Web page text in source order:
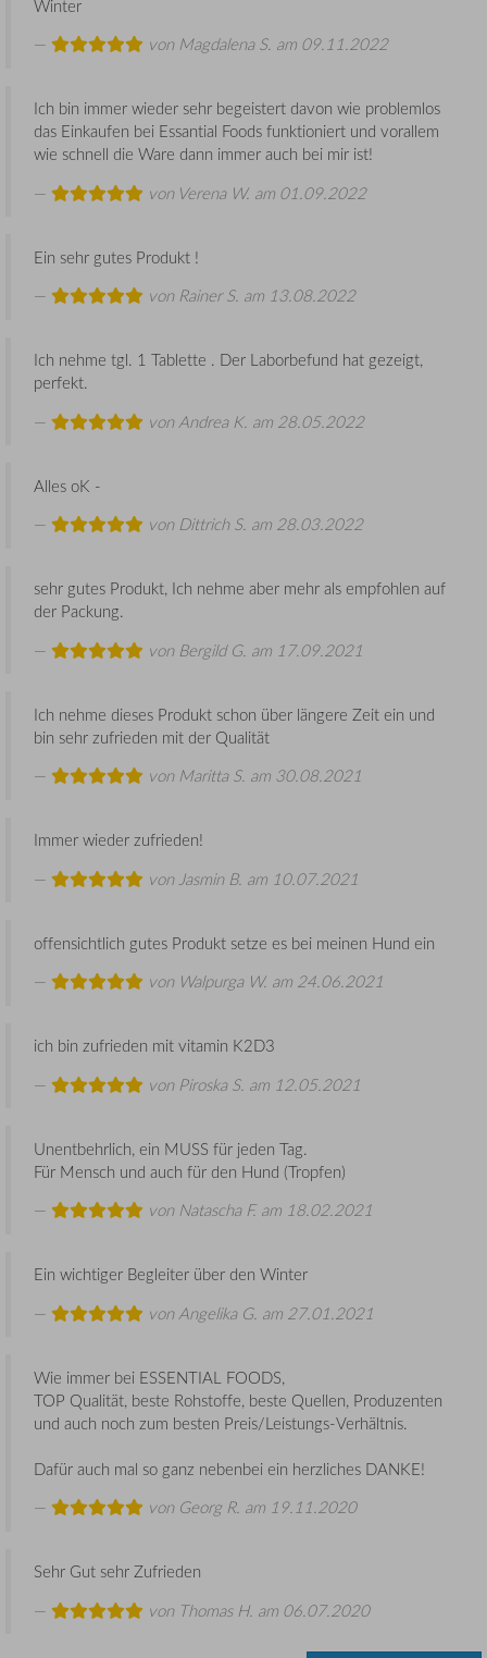
Winter
von Magdalena S. am 09.11.2022
Ich bin immer wieder sehr begeistert davon wie problemlos
das Einkaufen bei Essantial Foods funktioniert und vorallem
wie schnell die Ware dann immer auch bei mir ist!
von Verena W. am 01.09.2022
Ein sehr gutes Produkt !
von Rainer S. am 13.08.2022
Ich nehme tgl. 1 Tablette . Der Laborbefund hat gezeigt,
perfekt.
von Andrea K. am 28.05.2022
Alles oK -
von Dittrich S. am 28.03.2022
sehr gutes Produkt, Ich nehme aber mehr als empfohlen auf
der Packung.
von Bergild G. am 17.09.2021
Ich nehme dieses Produkt schon über längere Zeit ein und
bin sehr zufrieden mit der Qualität
von Maritta S. am 30.08.2021
Immer wieder zufrieden!
von Jasmin B. am 10.07.2021
offensichtlich gutes Produkt setze es bei meinen Hund ein
von Walpurga W. am 24.06.2021
ich bin zufrieden mit vitamin K2D3
von Piroska S. am 12.05.2021
Unentbehrlich, ein MUSS für jeden Tag.
Für Mensch und auch für den Hund (Tropfen)
von Natascha F.am 18.02.2021
Ein wichtiger Begleiter über den Winter
von Angelika G. am 27.01.2021
Wie immer bei ESSENTIAL FOODS,
TOP Qualität, beste Rohstoffe, beste Quellen, Produzenten
und auch noch zum besten Preis/Leistungs-Verhältnis.
Dafür auch mal so ganz nebenbei ein herzliches DANKE!
von Georg R. am 19.11.2020
Sehr Gut sehr Zufrieden
von Thomas H. am 06.07.2020